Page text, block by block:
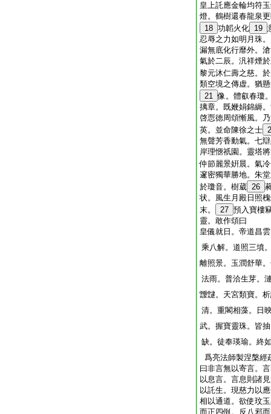
皇上託應金輪均符
燈。鶴樹還春龍泉
18 功韜火化 19
忍辱之力如明月珠
漏無底化行靡外。
氣於二辰。汎祥煙
黎元沐仁壽之慈。
類空境之傳虚。猶
21 像。體叡春瓊
摛章。既㛹娟錦縟
啓恧徳周頌慚風。
英。並命陳徐之士
無聲芳香動氣。七
岸理愜祇園。靈塔
仲節麗景姸晨。氣
邃密獨華勝地。朱
於瓊音。樹葳 26
状。風生月殿日照
末。
27 預入寶樓
靈。敢作頌曰
皇儀就日。帝道昌
乘八解。道照三墳
離照景。玉潤舒華
法雨。普洽生芽。
靉靆。天宮類寶。
清。重閣相藻。日
武。握寶靈珠。皆
缺。徒奉瑛瑜。終
爲亮法師製涅槃
曰非言無以寄言。
以息言。言息則諸
以託生。現慈力以
相以通道。欲使玟
而正四倒。反八邪